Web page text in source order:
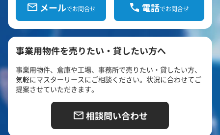
メールでお問合せ 電話でお問合せ
事業用物件を売りたい・貸したい方へ
事業用物件、倉庫や工場、事務所で売りたい・貸したい方、
気軽にマスターリースにご相談ください。状況に合わせてご
提案させていただきます。
相談問い合わせ